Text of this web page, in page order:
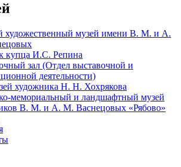
художественный музей имени В. М. и А.
купца И.С. Репина
зал (Отдел выставочной и
деятельности)
художника Н. Н. Хохрякова
мемориальный и ландшафтный музей
В. М. и А. М. Васнецовых «Рябово»